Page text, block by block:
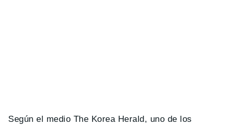
Según el medio The Korea Herald, uno de los